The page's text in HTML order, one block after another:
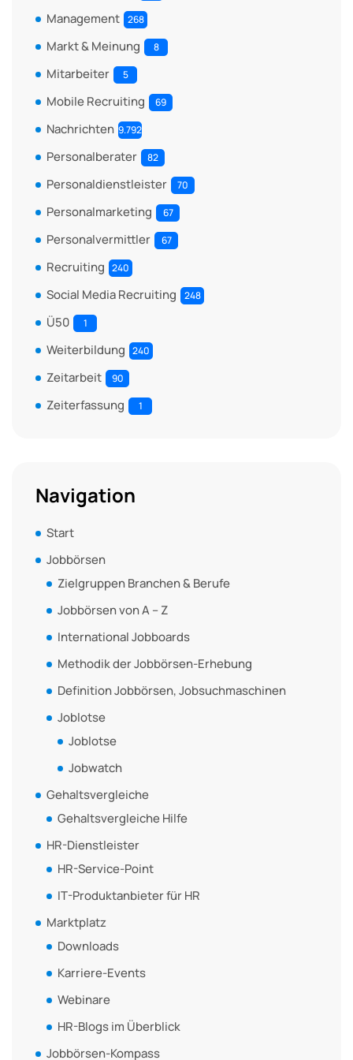
Management 268
Markt & Meinung 8
Mitarbeiter 5
Mobile Recruiting 69
Nachrichten 9.792
Personalberater 82
Personaldienstleister 70
Personalmarketing 67
Personalvermittler 67
Recruiting 240
Social Media Recruiting 248
Ü50 1
Weiterbildung 240
Zeitarbeit 90
Zeiterfassung 1
Navigation
Start
Jobbörsen
Zielgruppen Branchen & Berufe
Jobbörsen von A – Z
International Jobboards
Methodik der Jobbörsen-Erhebung
Definition Jobbörsen, Jobsuchmaschinen
Joblotse
Joblotse
Jobwatch
Gehaltsvergleiche
Gehaltsvergleiche Hilfe
HR-Dienstleister
HR-Service-Point
IT-Produktanbieter für HR
Marktplatz
Downloads
Karriere-Events
Webinare
HR-Blogs im Überblick
Jobbörsen-Kompass